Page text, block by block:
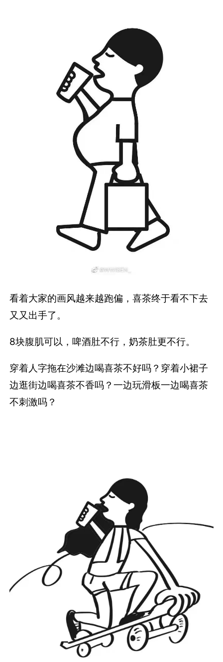
看着大家的画风越来越跑偏，喜茶终于看不下去
又又出手了。
8块腹肌可以，啤酒肚不行，奶茶肚更不行。
穿着人字拖在沙滩边喝喜茶不好吗？穿着小裙子
边逛街边喝喜茶不香吗？一边玩滑板一边喝喜茶
不刺激吗？